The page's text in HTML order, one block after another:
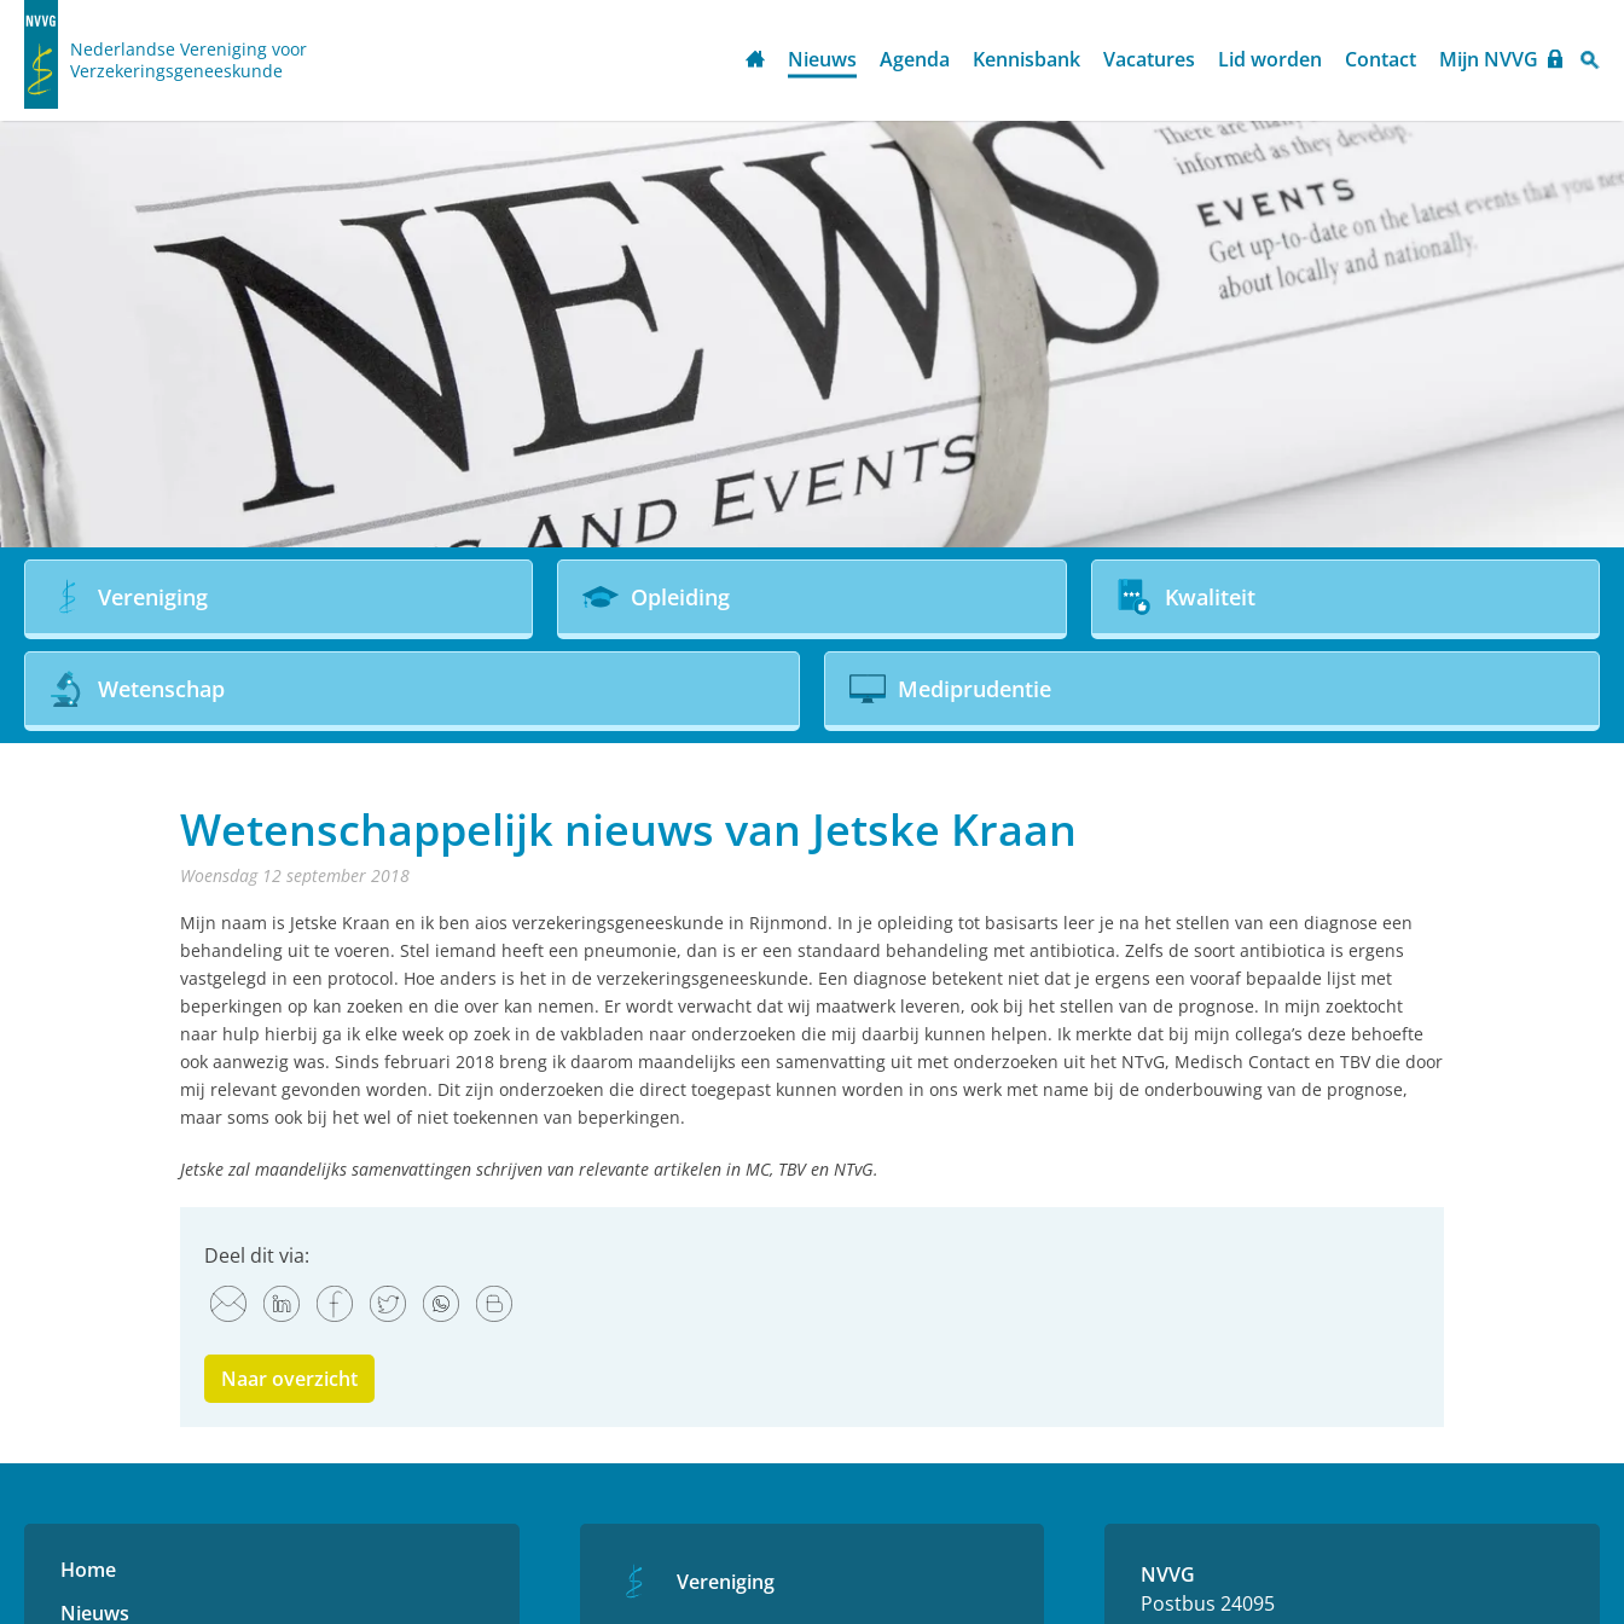
Nederlandse Vereniging voor
Verzekeringsgeneeskunde
Nieuws Agenda Kennisbank Vacatures Lid worden Contact Mijn NVVG
Vereniging Opleiding Kwaliteit
Wetenschap Mediprudentie
Wetenschappelijk nieuws van Jetske Kraan
woensdag 12 september 2018
Mijn naam is Jetske Kraan en ik ben aios verzekeringsgeneeskunde in Rijnmond. In je opleiding tot basisarts leer je na het stellen van een diagnose een
behandeling uit te voeren. Stel iemand heeft een pneumonie, dan is er een standaard behandeling met antibiotica. Zelfs de soort antibiotica is ergens
vastgelegd in een protocol. Hoe anders is het in de verzekeringsgeneeskunde. Een diagnose betekent niet dat je ergens een vooraf bepaalde lijst met
beperkingen op kan zoeken en die over kan nemen. Er wordt verwacht dat wij maatwerk leveren, ook bij het stellen van de prognose. In mijn zoektocht
naar hulp hierbij ga ik elke week op zoek in de vakbladen naar onderzoeken die mij daarbij kunnen helpen. Ik merkte dat bij mijn collega’s deze behoefte
ook aanwezig was. Sinds februari 2018 breng ik daarom maandelijks een samenvatting uit met onderzoeken uit het NTvG, Medisch Contact en TBV die door
mij relevant gevonden worden. Dit zijn onderzoeken die direct toegepast kunnen worden in ons werk met name bij de onderbouwing van de prognose,
maar soms ook bij het wel of niet toekennen van beperkingen​.
Jetske zal maandelijks samenvattingen schrijven van relevante artikelen in MC, TBV en NTvG.
Deel dit via:
Naar overzicht
Home
Nieuws
Vereniging
NVVG
Postbus 24095